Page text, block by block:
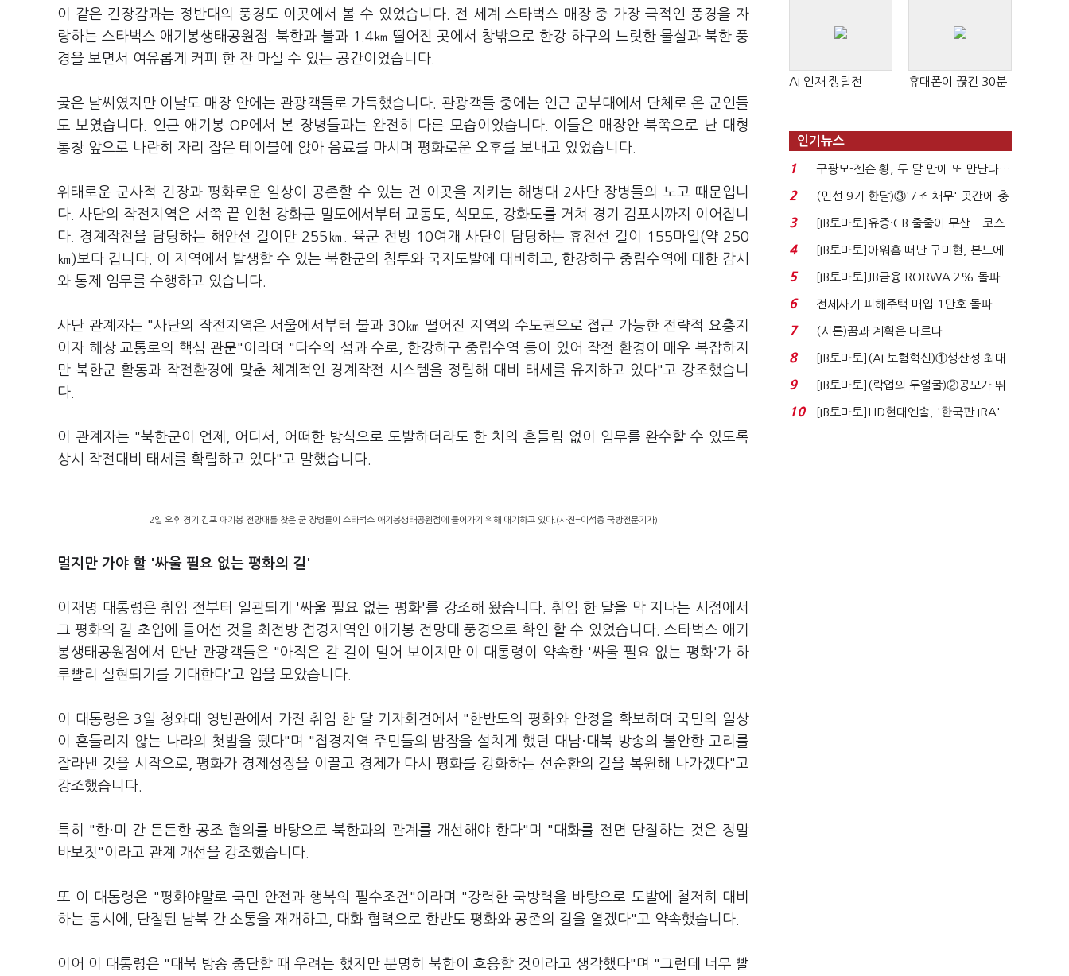
이 같은 긴장감과는 정반대의 풍경도 이곳에서 볼 수 있었습니다. 전 세계 스타벅스 매장 중 가장 극적인 풍경을 자
랑하는 스타벅스 애기봉생태공원점. 북한과 불과 1.4㎞ 떨어진 곳에서 창밖으로 한강 하구의 느릿한 물살과 북한 풍
경을 보면서 여유롭게 커피 한 잔 마실 수 있는 공간이었습니다.
궂은 날씨였지만 이날도 매장 안에는 관광객들로 가득했습니다. 관광객들 중에는 인근 군부대에서 단체로 온 군인들
도 보였습니다. 인근 애기봉 OP에서 본 장병들과는 완전히 다른 모습이었습니다. 이들은 매장안 북쪽으로 난 대형
통창 앞으로 나란히 자리 잡은 테이블에 앉아 음료를 마시며 평화로운 오후를 보내고 있었습니다.
위태로운 군사적 긴장과 평화로운 일상이 공존할 수 있는 건 이곳을 지키는 해병대 2사단 장병들의 노고 때문입니
다. 사단의 작전지역은 서쪽 끝 인천 강화군 말도에서부터 교동도, 석모도, 강화도를 거쳐 경기 김포시까지 이어집니
다. 경계작전을 담당하는 해안선 길이만 255㎞. 육군 전방 10여개 사단이 담당하는 휴전선 길이 155마일(약 250
㎞)보다 깁니다. 이 지역에서 발생할 수 있는 북한군의 침투와 국지도발에 대비하고, 한강하구 중립수역에 대한 감시
와 통제 임무를 수행하고 있습니다.
사단 관계자는 "사단의 작전지역은 서울에서부터 불과 30㎞ 떨어진 지역의 수도권으로 접근 가능한 전략적 요충지
이자 해상 교통로의 핵심 관문"이라며 "다수의 섬과 수로, 한강하구 중립수역 등이 있어 작전 환경이 매우 복잡하지
만 북한군 활동과 작전환경에 맞춘 체계적인 경계작전 시스템을 정립해 대비 태세를 유지하고 있다"고 강조했습니
다.
이 관계자는 "북한군이 언제, 어디서, 어떠한 방식으로 도발하더라도 한 치의 흔들림 없이 임무를 완수할 수 있도록
상시 작전대비 태세를 확립하고 있다"고 말했습니다.
2일 오후 경기 김포 애기봉 전망대를 찾은 군 장병들이 스타벅스 애기봉생태공원점에 들어가기 위해 대기하고 있다.(사진=이석종 국방전문기자)
멀지만 가야 할 '싸울 필요 없는 평화의 길'
이재명 대통령은 취임 전부터 일관되게 '싸울 필요 없는 평화'를 강조해 왔습니다. 취임 한 달을 막 지나는 시점에서
그 평화의 길 초입에 들어선 것을 최전방 접경지역인 애기봉 전망대 풍경으로 확인 할 수 있었습니다. 스타벅스 애기
봉생태공원점에서 만난 관광객들은 "아직은 갈 길이 멀어 보이지만 이 대통령이 약속한 '싸울 필요 없는 평화'가 하
루빨리 실현되기를 기대한다'고 입을 모았습니다.
이 대통령은 3일 청와대 영빈관에서 가진 취임 한 달 기자회견에서 "한반도의 평화와 안정을 확보하며 국민의 일상
이 흔들리지 않는 나라의 첫발을 뗐다"며 "접경지역 주민들의 밤잠을 설치게 했던 대남·대북 방송의 불안한 고리를
잘라낸 것을 시작으로, 평화가 경제성장을 이끌고 경제가 다시 평화를 강화하는 선순환의 길을 복원해 나가겠다"고
강조했습니다.
특히 "한· 미 간 든든한 공조 협의를 바탕으로 북한과의 관계를 개선해야 한다"며 "대화를 전면 단절하는 것은 정말
바보짓"이라고 관계 개선을 강조했습니다.
또 이 대통령은 "평화야말로 국민 안전과 행복의 필수조건"이라며 "강력한 국방력을 바탕으로 도발에 철저히 대비
하는 동시에, 단절된 남북 간 소통을 재개하고, 대화 협력으로 한반도 평화와 공존의 길을 열겠다"고 약속했습니다.
이어 이 대통령은 "대북 방송 중단할 때 우려는 했지만 분명히 북한이 호응할 것이라고 생각했다"며 "그런데 너무 빨
AI 인재 쟁탈전 휴대폰이 끊긴 30분
인기뉴스
1
구광모-젠슨 황, 두 달 만에 또 만난다…
로봇·AI 등 논...
2
(민선 9기 한달)③'7조 채무' 곳간에 충
격…추미애, 20년...
3
[IB토마토]유증·CB 줄줄이 무산…코스
닥 벌점 급증에 ...
4
[IB토마토]아워홈 떠난 구미현, 본느에
340억 베팅…가...
5
[IB토마토]JB금융 RORWA 2% 돌파…
실적 견인은 은행 ...
6
전세사기 피해주택 매입 1만호 돌파…
누적 피해자 4만2...
7 (시론)꿈과 계획은 다르다
8
[IB토마토](AI 보험혁신)①생산성 최대
80% 개선…현실...
9
[IB토마토](락업의 두얼굴)②공모가 뛰
자 첫날 매도…FI ...
10
[IB토마토]HD현대엔솔, '한국판 IRA'